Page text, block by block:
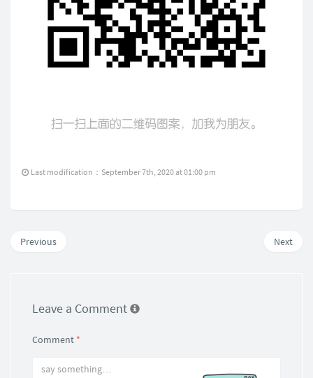
Last modification：September 7th, 2020 at 01:00 pm
Next
Previous
Leave a Comment
Comment *